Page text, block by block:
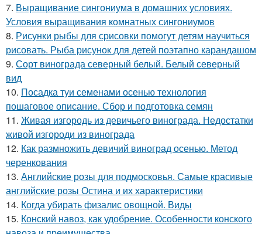
7. Выращивание сингониума в домашних условиях.
Условия выращивания комнатных сингониумов
8. Рисунки рыбы для срисовки помогут детям научиться
рисовать. Рыба рисунок для детей поэтапно карандашом
9. Сорт винограда северный белый. Белый северный
вид
10. Посадка туи семенами осенью технология
пошаговое описание. Сбор и подготовка семян
11. Живая изгородь из девичьего винограда. Недостатки
живой изгороди из винограда
12. Как размножить девичий виноград осенью. Метод
черенкования
13. Английские розы для подмосковья. Самые красивые
английские розы Остина и их характеристики
14. Когда убирать физалис овощной. Виды
15. Конский навоз, как удобрение. Особенности конского